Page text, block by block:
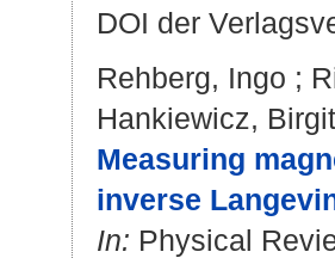
DOI der
Rehberg, Ingo ;
Hankiewicz, Birgit
Measuring
inverse
In: Physical